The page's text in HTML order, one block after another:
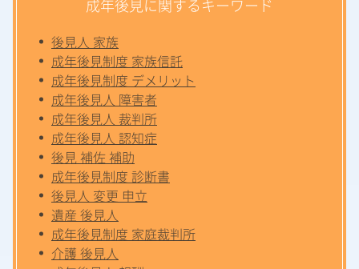
成年後見に関するキーワード
後見人 家族
成年後見制度 家族信託
成年後見制度 デメリット
成年後見人 障害者
成年後見人 裁判所
成年後見人 認知症
後見 補佐 補助
成年後見制度 診断書
後見人 変更 申立
遺産 後見人
成年後見制度 家庭裁判所
介護 後見人